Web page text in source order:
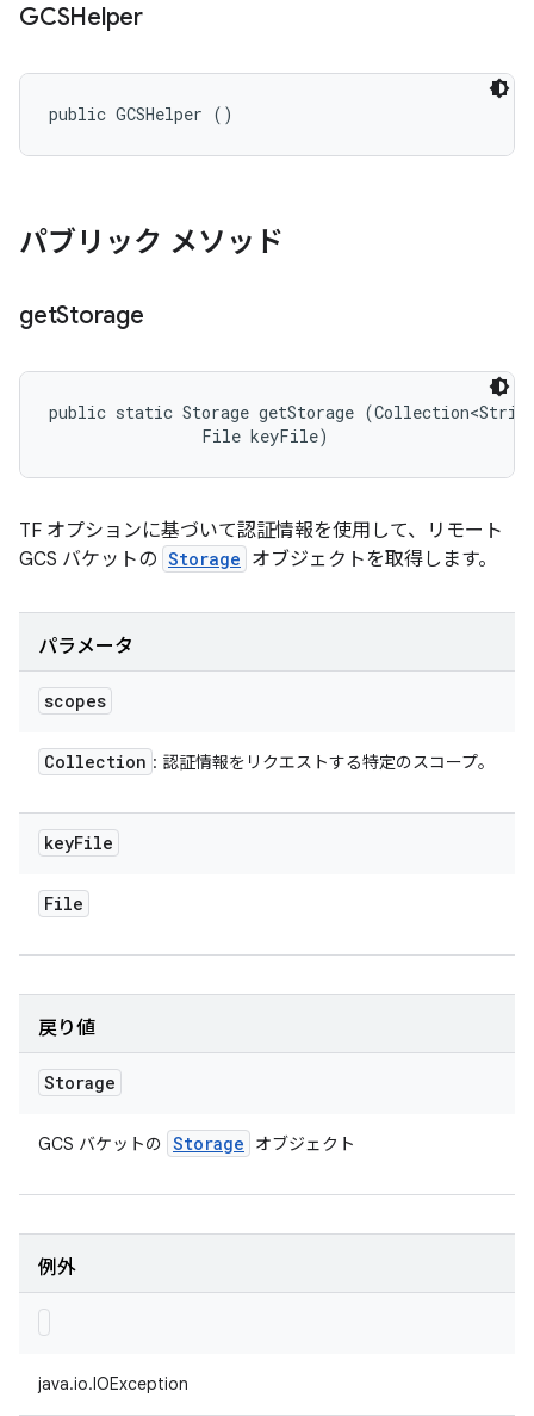
GCSHelper
public GCSHelper ()
パブリック メソッド
getStorage
public static Storage getStorage
                File keyFile)
TF オプションに基づいて認証情報を使用して、リモート
GCS バケットの Storage オブジェクトを取得します。
パラメータ
scopes
Collection : 認証情報をリクエストする特定のスコープ。
keyFile
File
戻り値
Storage
GCS バケットの Storage オブジェクト
例外
java.io.IOException